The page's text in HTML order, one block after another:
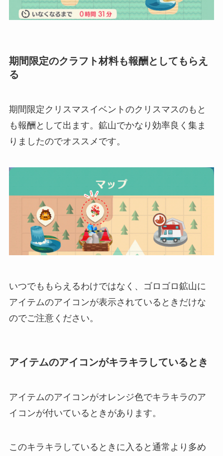
期間限定のクラフト材料も報酬としてもらえ
る
期間限定クリスマスイベントのクリスマスのもと
も報酬として出ます。鉱山でかなり効率良く集ま
りましたのでオススメです。
いつでももらえるわけではなく、ゴロゴロ鉱山に
アイテムのアイコンが表示されているときだけな
のでご注意ください。
アイテムのアイコンがキラキラしているとき
アイテムのアイコンがオレンジ色でキラキラのア
イコンが付いているときがあります。
このキラキラしているときに入ると通常より多め